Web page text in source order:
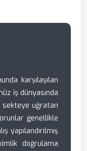
karşılaşılan
iş dünyasında
uğratan
genellikle
yapılandırılmış
doğrulama